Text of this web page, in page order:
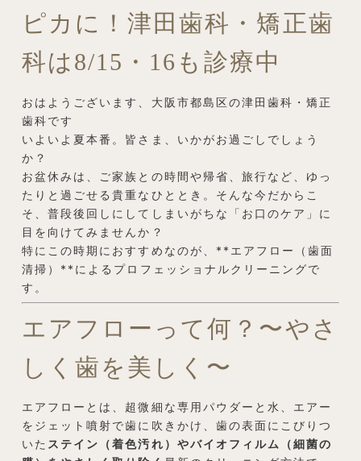
ピカに！津田歯科・矯正歯
科は8/15・16も診療中
おはようございます、大阪市都島区の津田歯科・矯正
歯科です
いよいよ夏本番。皆さま、いかがお過ごしでしょう
か？
お盆休みは、ご家族との時間や帰省、旅行など、ゆっ
たりと過ごせる貴重なひととき。そんな今だからこ
そ、普段後回しにしてしまいがちな「お口のケア」に
目を向けてみませんか？
特にこの時期におすすめなのが、**エアフロー（歯面
清掃）**によるプロフェッショナルクリーニングで
す。
エアフローって何？〜やさ
しく歯を美しく〜
エアフローとは、超微細な専用パウダーと水、エアー
をジェット噴射で歯に吹きかけ、歯の表面にこびりつ
いた ステイン（着色汚れ）やバイオフィルム（細菌の